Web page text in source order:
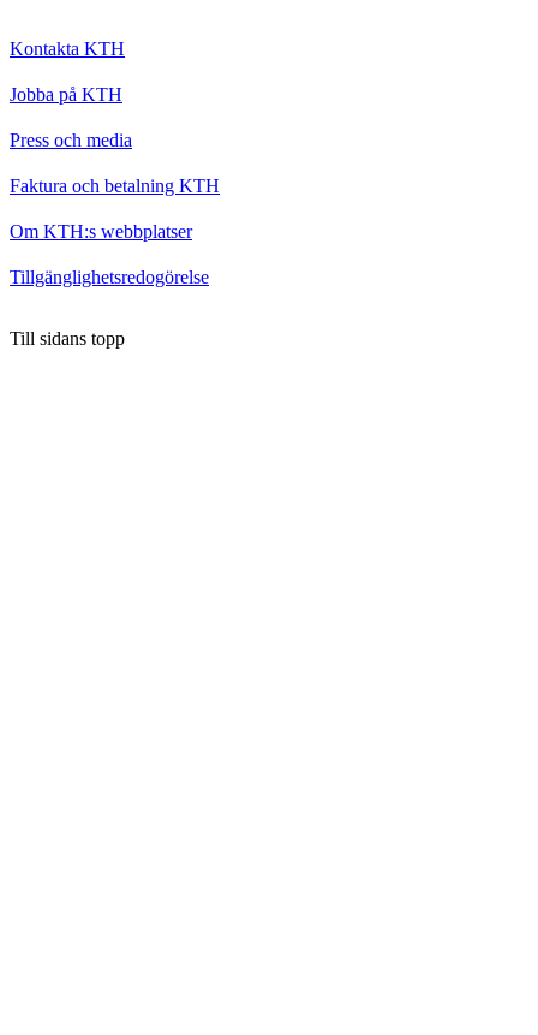
Kontakta KTH
Jobba på KTH
Press och media
Faktura och betalning KTH
Om KTH:s webbplatser
Tillgänglighetsredogörelse
Till sidans topp